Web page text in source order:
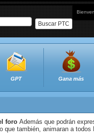
Buscar PTC
GPT Gana más
foro Además que podrán
que también, animaran a todos